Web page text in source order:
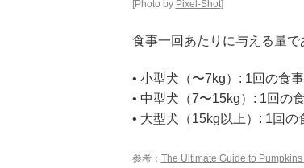
[Photo by Pixel-Shot]
食事一回あたりに与える量で
• 小型犬（〜7kg）: 1回の食
• 中型犬（7〜15kg）: 1回の
• 大型犬（15kg以上）: 1回
参考： The Ultimate Guide to